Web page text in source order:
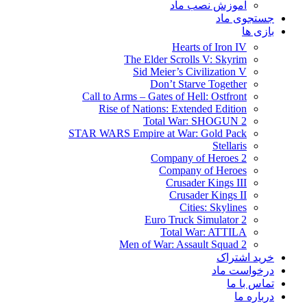
آموزش نصب ماد
جستجوی ماد
بازی ها
Hearts of Iron IV
The Elder Scrolls V: Skyrim
Sid Meier’s Civilization V
Don’t Starve Together
Call to Arms – Gates of Hell: Ostfront
Rise of Nations: Extended Edition
Total War: SHOGUN 2
STAR WARS Empire at War: Gold Pack
Stellaris
Company of Heroes 2
Company of Heroes
Crusader Kings III
Crusader Kings II
Cities: Skylines
Euro Truck Simulator 2
Total War: ATTILA
Men of War: Assault Squad 2
خرید اشتراک
درخواست ماد
تماس با ما
درباره ما